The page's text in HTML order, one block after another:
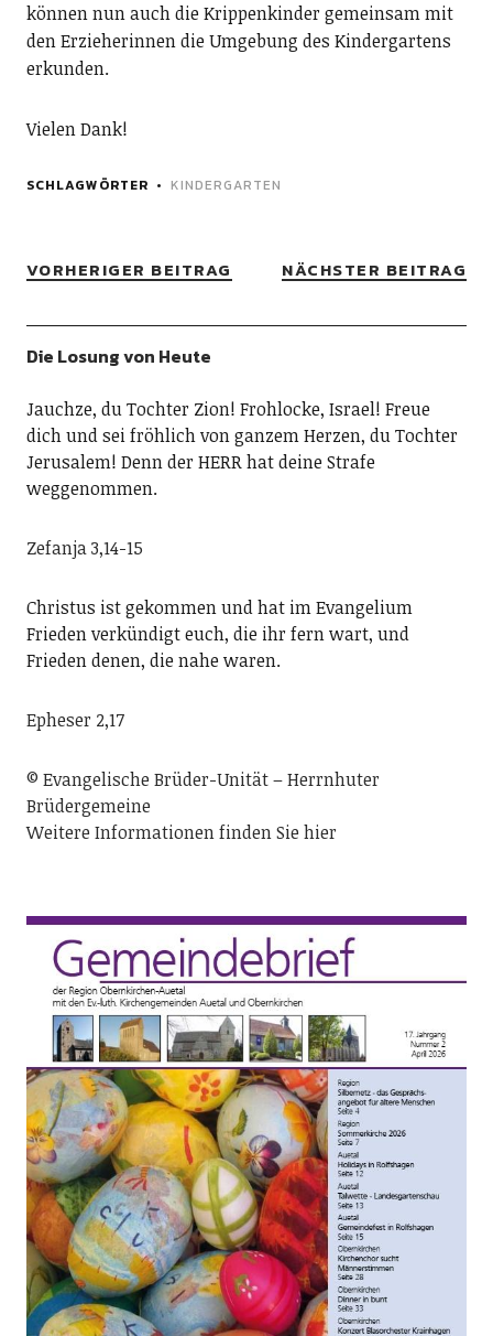
können nun auch die Krippenkinder gemeinsam mit
den Erzieherinnen die Umgebung des Kindergartens
erkunden.
Vielen Dank!
SCHLAGWÖRTER KINDERGARTEN
VORHERIGER BEITRAG NÄCHSTER BEITRAG
Die Losung von Heute
Jauchze, du Tochter Zion! Frohlocke, Israel! Freue
dich und sei fröhlich von ganzem Herzen, du Tochter
Jerusalem! Denn der HERR hat deine Strafe
weggenommen.
Zefanja 3,14-15
Christus ist gekommen und hat im Evangelium
Frieden verkündigt euch, die ihr fern wart, und
Frieden denen, die nahe waren.
Epheser 2,17
© Evangelische Brüder-Unität – Herrnhuter
Brüdergemeine
Weitere Informationen finden Sie hier